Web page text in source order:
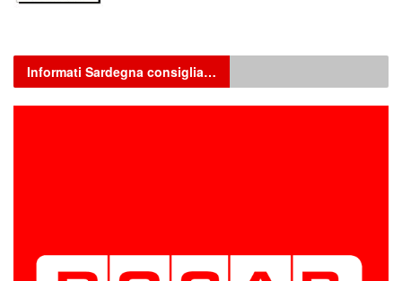
Informati Sardegna consiglia…